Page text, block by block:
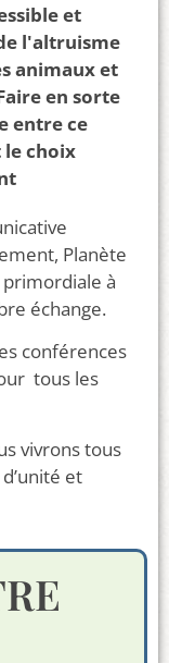
et
l'altruisme
animaux et
en sorte
entre ce
choix
Planète
à
échange.
conférences
tous les
vivrons tous
et